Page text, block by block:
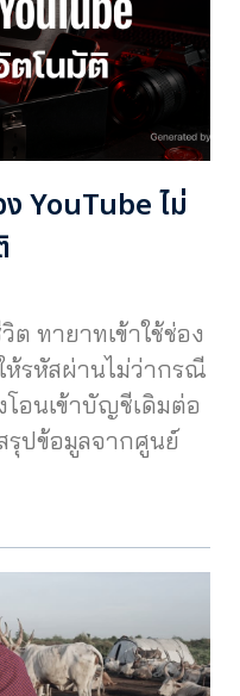
YouTube ไม่
ต ทายาทเข้าใช้ช่อง
ห้รหัสผ่านไม่ว่ากรณี
โอนเข้าบัญชีเดิมต่อ
รุปข้อมูลจากศูนย์